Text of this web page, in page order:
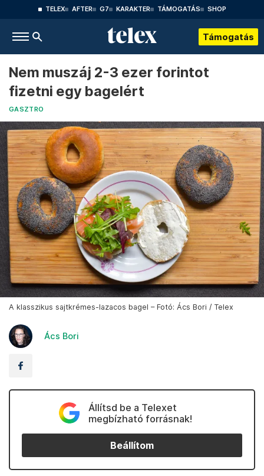
TELEX AFTER G7 KARAKTER TÁMOGATÁS SHOP
Támogatás
Nem muszáj 2-3 ezer forintot
fizetni egy bagelért
GASZTRO
A klasszikus sajtkrémes-lazacos bagel – Fotó: Ács Bori / Telex
Ács Bori
Állítsd be a Telexet
megbízható forrásnak!
Beállítom